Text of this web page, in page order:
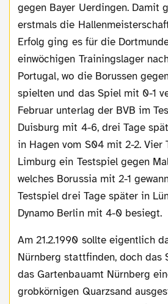
gegen Bayer Uerdingen. Damit
erstmals die
Erfolg ging es für die
einwöchigen Trainingslager
Portugal, wo die Borussen
spielten und das Spiel mit 0-1
Februar unterlag der BVB im
Duisburg mit 4-6, drei Tage
in Hagen vom S04 mit 2-2. Vier
Limburg ein Testspiel gegen
welches Borussia mit 2-1
Testspiel drei Tage später in
Dynamo Berlin mit 4-0 besiegt.
Am 21.2.1990 sollte eigentlich das Spiel beim 1. FC
Nürnberg stattfinden, doch das
das Gartenbauamt Nürnberg
grobkörnigen Quarzsand